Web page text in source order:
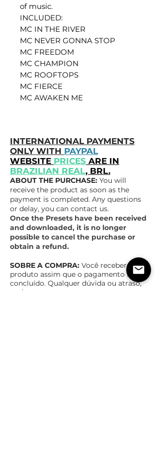
of music.
INCLUDED:
MC IN THE RIVER
MC NEVER GONNA STOP
MC FREEDOM
MC CHAMPION
MC ROOFTOPS
MC FIERCE
MC AWAKEN ME
INTERNATIONAL PAYMENTS
ONLY WITH PAYPAL
WEBSITE PRICES ARE IN
BRAZILIAN REAL, BRL.
ABOUT THE PURCHASE: You will
receive the product as soon as the
payment is completed. Any questions
or delay, you can contact us.
Once the Presets have been received
and downloaded, it is no longer
possible to cancel the purchase or
obtain a refund.
SOBRE A COMPRA: Você receberá o
produto assim que o pagamento for
concluído. Qualquer dúvida ou atraso,
pode entrar em contato.